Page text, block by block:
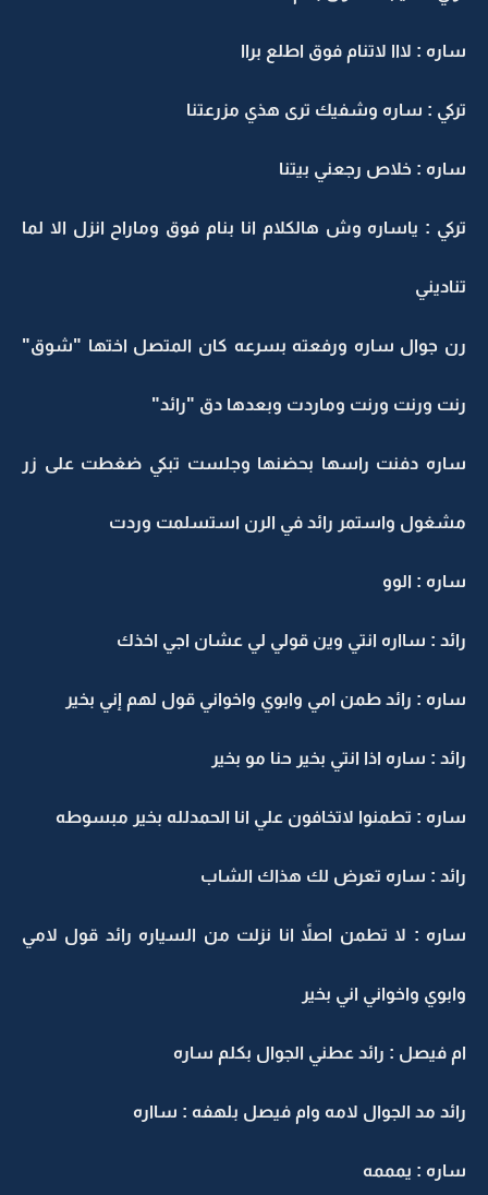
ساره : لااا لاتنام فوق اطلع براا
تركي : ساره وشفيك ترى هذي مزرعتنا
ساره : خلاص رجعني بيتنا
تركي : ياساره وش هالكلام انا بنام فوق وماراح انزل الا لما
تناديني
رن جوال ساره ورفعته بسرعه كان المتصل اختها "شوق"
رنت ورنت ورنت وماردت وبعدها دق "رائد"
ساره دفنت راسها بحضنها وجلست تبكي ضغطت على زر
مشغول واستمر رائد في الرن استسلمت وردت
ساره : الوو
رائد : سااره انتي وين قولي لي عشان اجي اخذك
ساره : رائد طمن امي وابوي واخواني قول لهم إني بخير
رائد : ساره اذا انتي بخير حنا مو بخير
ساره : تطمنوا لاتخافون علي انا الحمدلله بخير مبسوطه
رائد : ساره تعرض لك هذاك الشاب
ساره : لا تطمن اصلاً انا نزلت من السياره رائد قول لامي
وابوي واخواني اني بخير
ام فيصل : رائد عطني الجوال بكلم ساره
رائد مد الجوال لامه وام فيصل بلهفه : سااره
ساره : يمممه